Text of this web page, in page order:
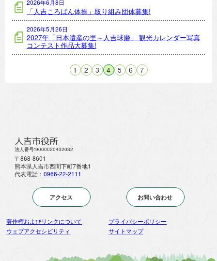
2026年6月8日
「人吉ころばん体操」取り組み団体募集!
2026年5月26日
2027年「日本遺産の里～人吉球磨」 観光カレンダー写真
コンテスト作品大募集!
1 2 3 4 5 6 7
人吉市役所
法人番号:9000020432032
〒868-8601
熊本県人吉市西間下町7番地1
代表電話： 0966-22-2111
アクセス お問い合わせ
著作権およびリンクについて
プライバシーポリシー
ウェブアクセシビリティ
サイトマップ